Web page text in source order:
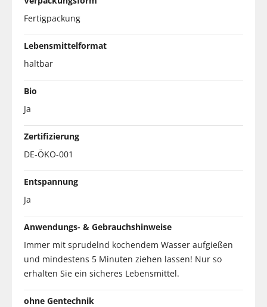
Fertigpackung
Lebensmittelformat
haltbar
Bio
Ja
Zertifizierung
DE-ÖKO-001
Entspannung
Ja
Anwendungs- & Gebrauchshinweise
Immer mit sprudelnd kochendem Wasser aufgießen
und mindestens 5 Minuten ziehen lassen! Nur so
erhalten Sie ein sicheres Lebensmittel.
ohne Gentechnik